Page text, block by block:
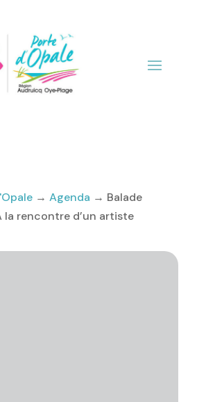
→ Agenda → Balade
la rencontre d’un artiste